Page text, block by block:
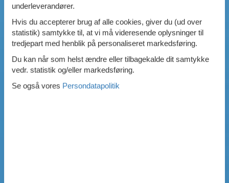
underleverandører.
Hvis du accepterer brug af alle cookies, giver du (ud over
statistik) samtykke til, at vi må videresende oplysninger til
tredjepart med henblik på personaliseret markedsføring.
Du kan når som helst ændre eller tilbagekalde dit samtykke
vedr. statistik og/eller markedsføring.
Se også vores Persondatapolitik